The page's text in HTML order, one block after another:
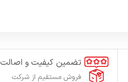
تضمین کیفیت و اصالت
فروش مستقیم از شرکت